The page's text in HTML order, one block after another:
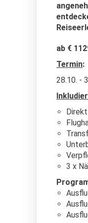
ab €
Termin:
28.10. -
3 x